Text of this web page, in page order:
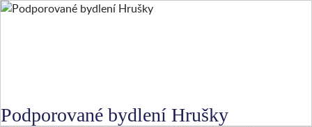
Podporované bydlení Hrušky